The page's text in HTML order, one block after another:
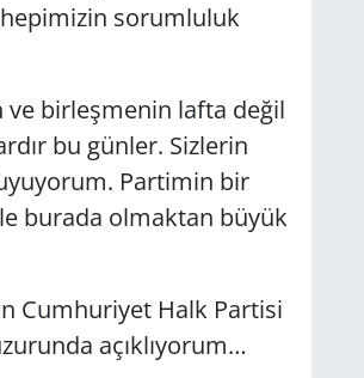
sorumluluk
ve birleşmenin lafta değil
bu günler. Sizlerin
Partimin bir
burada olmaktan büyük
Cumhuriyet Halk Partisi
açıklıyorum…